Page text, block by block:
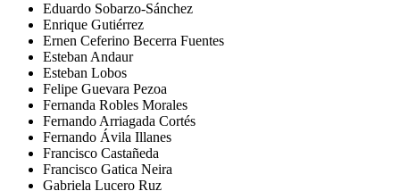
Eduardo Sobarzo-Sánchez
Enrique Gutiérrez
Ernen Ceferino Becerra Fuentes
Esteban Andaur
Esteban Lobos
Felipe Guevara Pezoa
Fernanda Robles Morales
Fernando Arriagada Cortés
Fernando Ávila Illanes
Francisco Castañeda
Francisco Gatica Neira
Gabriela Lucero Ruz